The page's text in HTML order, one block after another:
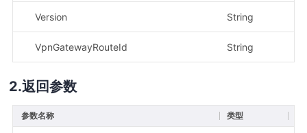
Version String
VpnGatewayRouteId String
返回参数
参数名称 类型